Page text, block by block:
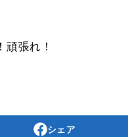
張れ！
シェア